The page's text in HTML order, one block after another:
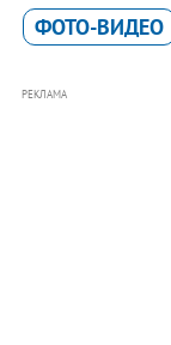
ФОТО-ВИДЕО
РЕКЛАМА